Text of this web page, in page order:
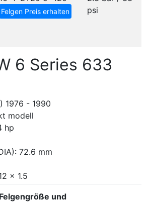
Felgen Preis erhalten
psi
6 Series 633
1976 - 1990
modell
hp
72.6 mm
x 1.5
Felgengröße und